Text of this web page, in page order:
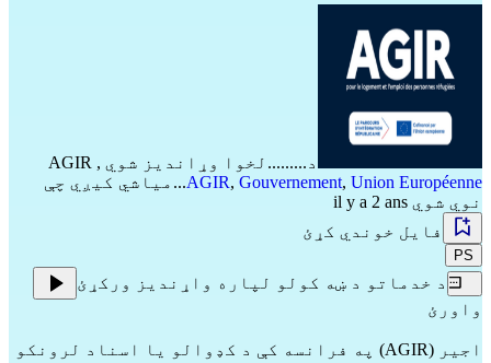
د.........لخوا وړاندیز شوي AGIR ,
AGIR, Gouvernement, Union Européenne
...میاشي کیږي چې
نوي شوي il y a 2 ans
فایل خوندي کړئ
PS
د خدماتو د ښه کولو لپاره واړندیز ورکړئ
واورئ
اجیر (AGIR) په فرانسه کې د کډوالو یا اسناد لرونکو